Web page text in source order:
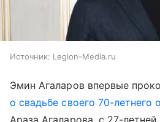
Источник: Legion-Media.ru
Эмин Агаларов впервые
о свадьбе своего 70-летнего